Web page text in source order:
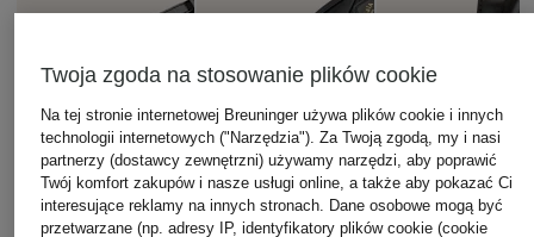
Twoja zgoda na stosowanie plików cookie
Na tej stronie internetowej Breuninger używa plików cookie i innych
technologii internetowych ("Narzędzia"). Za Twoją zgodą, my i nasi
partnerzy (dostawcy zewnętrzni) używamy narzędzi, aby poprawić
Twój komfort zakupów i nasze usługi online, a także aby pokazać Ci
interesujące reklamy na innych stronach. Dane osobowe mogą być
przetwarzane (np. adresy IP, identyfikatory plików cookie (cookie